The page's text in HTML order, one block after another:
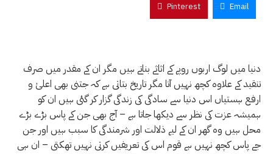
Pinterest Email
دنیا میں لوگ اربوں روپے کے اثاثے بناتے ہیں مگر ان کے مقدر میں صرف
تنقید کے علاوہ کچھ نہیں آتا مگر تاریخ بتاتی ہے کہ جتنی بھی اعلیٰ و
ارفع ہستیاں اس دنیا سے سادگی کی زندگی گزار کر گئی ہیں ان کو
ہمیشہ عزت کی نظر سے دیکھا جاتا ہے – آج بھی جن کے پاس بڑے بڑے
محل ہیں وہ گھر ان کے لیے ذلالت اور شرمندگی کا سبب ہیں اور جن
جے پاس کچھ نہیں ہے قوم اس کی تعریفیں کرتی نہیں تھکتی – ان ہی